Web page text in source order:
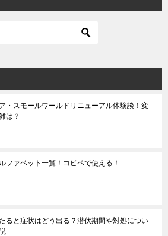
・スモールワールドリニューアル体験談！変
は？
ファベット一覧！コピペで使える！
ると症状はどう出る？潜伏期間や対処につい